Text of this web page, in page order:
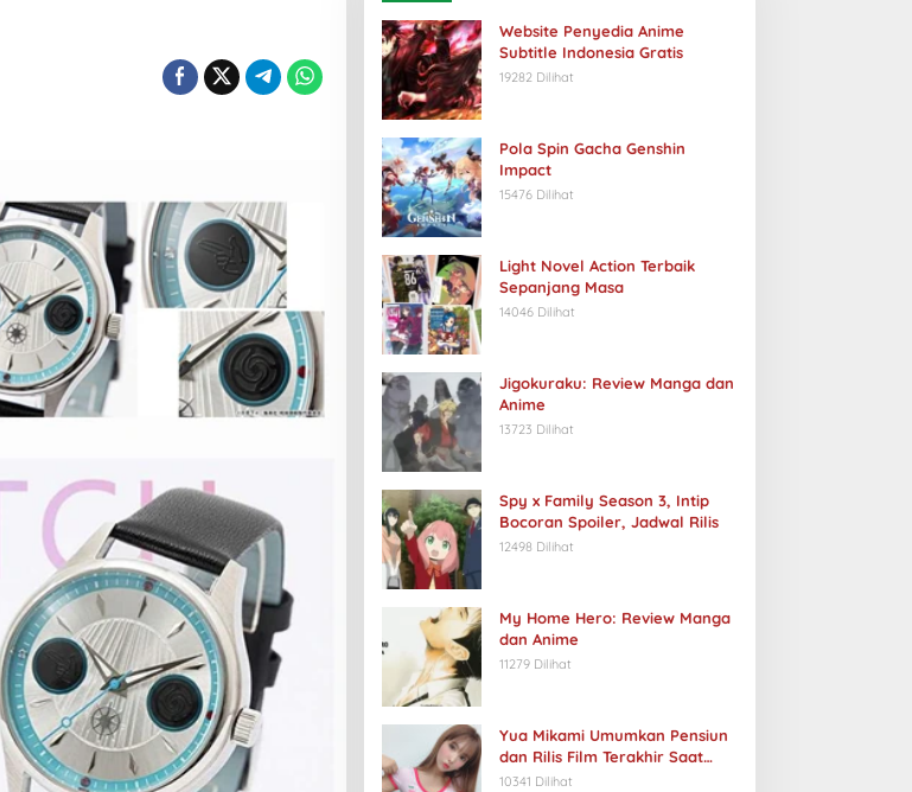
Website Penyedia Anime
Subtitle Indonesia Gratis
19282 Dilihat
Pola Spin Gacha Genshin
Impact
15476 Dilihat
Light Novel Action Terbaik
Sepanjang Masa
14046 Dilihat
Jigokuraku: Review Manga dan
Anime
13723 Dilihat
Spy x Family Season 3, Intip
Bocoran Spoiler, Jadwal Rilis
12498 Dilihat
My Home Hero: Review Manga
dan Anime
11279 Dilihat
Yua Mikami Umumkan Pensiun
dan Rilis Film Terakhir Saat
Ulang Tahun
10341 Dilihat